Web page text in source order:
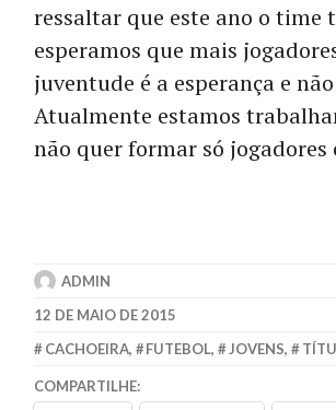
ressaltar que este ano o time
esperamos que mais
juventude é a esperança e
Atualmente estamos
não quer formar só jogadores
ADMIN
12 DE MAIO DE 2015
CACHOEIRA, FUTEBOL, JOVENS,
COMPARTILHE: